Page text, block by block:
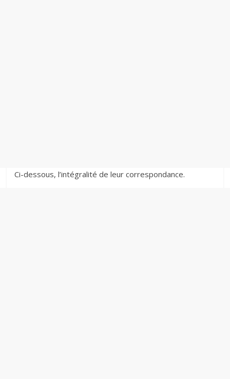
Ci-dessous, l’intégralité de leur correspondance.